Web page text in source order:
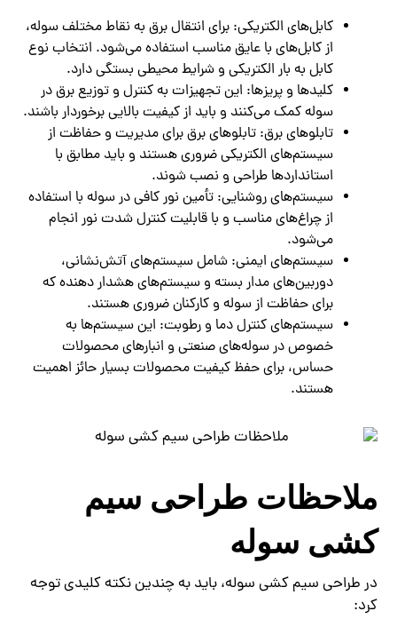
کابل‌های الکتریکی: برای انتقال برق به نقاط مختلف سوله،
از کابل‌های با عایق مناسب استفاده می‌شود. انتخاب نوع
کابل به بار الکتریکی و شرایط محیطی بستگی دارد.
کلیدها و پریزها: این تجهیزات به کنترل و توزیع برق در
سوله کمک می‌کنند و باید از کیفیت بالایی برخوردار باشند.
تابلوهای برق: تابلوهای برق برای مدیریت و حفاظت از
سیستم‌های الکتریکی ضروری هستند و باید مطابق با
استانداردها طراحی و نصب شوند.
سیستم‌های روشنایی: تأمین نور کافی در سوله با استفاده
از چراغ‌های مناسب و با قابلیت کنترل شدت نور انجام
می‌شود.
سیستم‌های ایمنی: شامل سیستم‌های آتش‌نشانی،
دوربین‌های مدار بسته و سیستم‌های هشدار دهنده که
برای حفاظت از سوله و کارکنان ضروری هستند.
سیستم‌های کنترل دما و رطوبت: این سیستم‌ها به
خصوص در سوله‌های صنعتی و انبارهای محصولات
حساس، برای حفظ کیفیت محصولات بسیار حائز اهمیت
هستند.
ملاحظات طراحی سیم
کشی سوله
در طراحی سیم کشی سوله، باید به چندین نکته کلیدی توجه
کرد: